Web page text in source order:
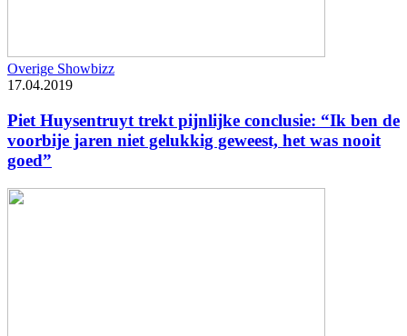
Overige Showbizz
17.04.2019
Piet Huysentruyt trekt pijnlijke conclusie: “Ik ben de
voorbije jaren niet gelukkig geweest, het was nooit
goed”